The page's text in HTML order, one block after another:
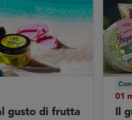
gusto di frutta
01
Il